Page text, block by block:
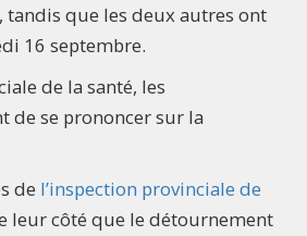
tandis que les deux autres ont
16 septembre.
de la santé, les
de se prononcer sur la
de l’inspection provinciale de
leur côté que le détournement